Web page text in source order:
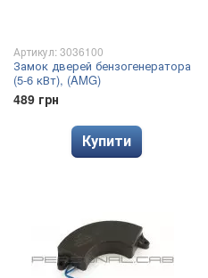
Артикул: 3036100
Замок дверей бензогенератора
(5-6 кВт), (AMG)
489 грн
Купити